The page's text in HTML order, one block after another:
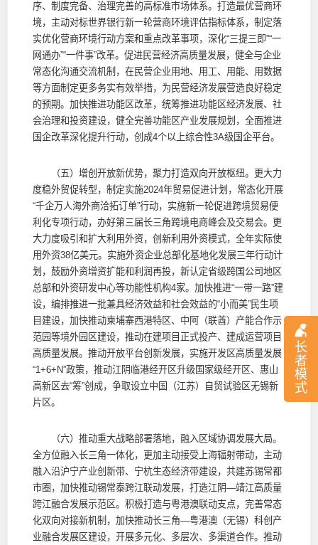
长
者
模
式
序、制度完备、治理完善的高标准市场体系。打造最优营商环
境，主动对标世界银行新一轮营商环境评估指标体系，制定落
实优化营商环境行动方案和重点改革事项，深化“三提三即”“一
网通办”“一件事”改革。促进民营经济高质量发展，健全与企业
常态化沟通交流机制，在民营企业用地、用工、用能、用数据
等方面制定更多务实有效举措，为民营经济发展营造良好稳定
的预期。加快推进功能区改革，统筹推进功能区经济发展、社
会治理和投资建设，健全完善功能区产业发展规划，全面推进
国企改革深化提升行动，创成4个以上综合性3A级国企平台。
（五）增创开放新优势，聚力打造双向开放枢纽。更大力
度稳外贸促转型，制定实施2024年贸易促进计划，常态化开展
“千企万人海外商洽拓订单”行动，实施新一轮促进跨境贸易便
利化专项行动，办好第三届长三角跨境电商峰会及交易会。更
大力度吸引和扩大利用外资，创新利用外资模式，全年实际使
用外资38亿美元。实施外资企业总部化基地化发展三年行动计
划，鼓励外资增资扩能和利润再投，新认定省级跨国公司地区
总部和外资研发中心等功能性机构4家。加快推进“一带一路”建
设，编排推进一批兼具经济效益和社会效益的“小而美”民生项
目建设，加快推动柬埔寨西港特区、中阿（联酋）产能合作示
范园等境外园区建设，推动在建项目正式投产、建成运营项目
高质量发展。推动开放平台创新发展，实施开发区高质量发展
“1+6+N”政策，推动江阴临港经开区升级国家级经开区、惠山
高新区去“筹”创成，争取设立中国（江苏）自贸试验区无锡新
片区。
（六）推动重大战略部署落地，融入区域协调发展大局。
全方位融入长三角一体化，更加主动接受上海辐射带动，主动
融入沿沪宁产业创新带、宁杭生态经济带建设，共建苏锡常都
市圈，加快推动锡常泰跨江联动发展，打造江阴—靖江高质量
跨江融合发展示范区。积极打造与粤港澳联动支点，完善常态
化双向对接新机制，加快推动长三角—粤港澳（无锡）科创产
业融合发展区建设，开展多元化、多层次、多渠道合作。推动